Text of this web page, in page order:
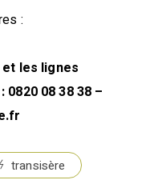
:
les lignes
08 38 38 –
transisère